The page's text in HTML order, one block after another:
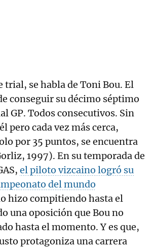
trial, se habla de Toni Bou. El
conseguir su décimo séptimo
GP. Todos consecutivos. Sin
pero cada vez más cerca,
por 35 puntos, se encuentra
1997). En su temporada de
el piloto vizcaino logró su
del mundo
hizo compitiendo hasta el
una oposición que Bou no
hasta el momento. Y es que,
protagoniza una carrera